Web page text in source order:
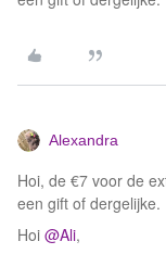
Alexandra
Hoi, de €7 voor de
een gift of dergelijke.
Hoi @Ali,